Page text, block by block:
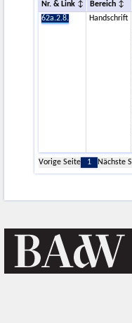
Nr. & Link Bereich
62a.2.8.
Handschrift
Vorige Seite
1 Nächste